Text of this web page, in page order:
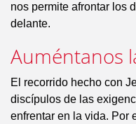
nos permite afrontar los
delante.
Auméntanos
El recorrido hecho con
discípulos de las
enfrentar en la vida. Por